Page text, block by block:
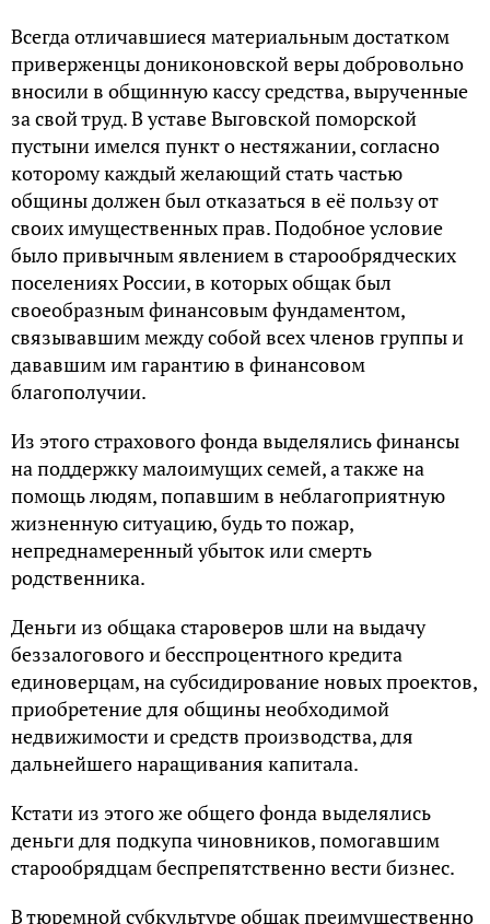
Всегда отличавшиеся материальным достатком
приверженцы дониконовской веры добровольно
вносили в общинную кассу средства, вырученные
за свой труд. В уставе Выговской поморской
пустыни имелся пункт о нестяжании, согласно
которому каждый желающий стать частью
общины должен был отказаться в её пользу от
своих имущественных прав. Подобное условие
было привычным явлением в старообрядческих
поселениях России, в которых общак был
своеобразным финансовым фундаментом,
связывавшим между собой всех членов группы и
дававшим им гарантию в финансовом
благополучии.
Из этого страхового фонда выделялись финансы
на поддержку малоимущих семей, а также на
помощь людям, попавшим в неблагоприятную
жизненную ситуацию, будь то пожар,
непреднамеренный убыток или смерть
родственника.
Деньги из общака староверов шли на выдачу
беззалогового и бесспроцентного кредита
единоверцам, на субсидирование новых проектов,
приобретение для общины необходимой
недвижимости и средств производства, для
дальнейшего наращивания капитала.
Кстати из этого же общего фонда выделялись
деньги для подкупа чиновников, помогавшим
старообрядцам беспрепятственно вести бизнес.
В тюремной субкультуре общак преимущественно